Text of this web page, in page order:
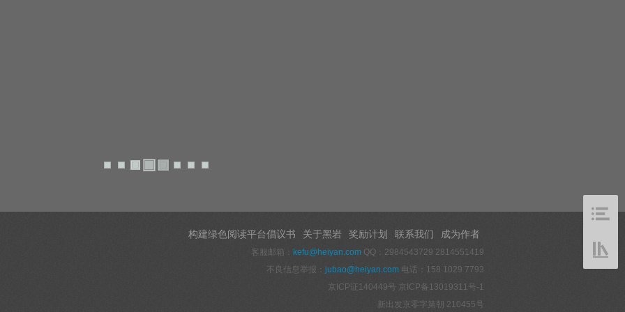
构建绿色阅读平台倡议书 关于黑岩 奖励计划 联系我们 成为作者
客服邮箱： kefu@heiyan.com QQ：2984543729 2814551419
不良信息举报： jubao@heiyan.com 电话：158 1029 7793
京ICP证140449号 京ICP备13019311号-1
新出发京零字第朝 210455号